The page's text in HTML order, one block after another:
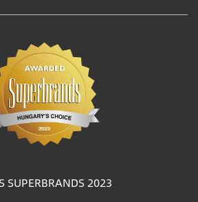
SUPERBRANDS 2023